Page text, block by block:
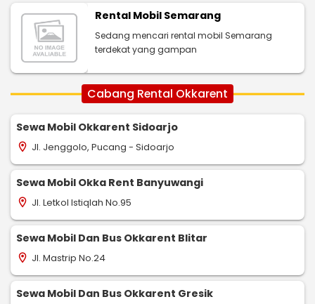
Rental Mobil Semarang
Sedang mencari rental mobil Semarang
terdekat yang gampan
Cabang Rental Okkarent
Sewa Mobil Okkarent Sidoarjo
location_on Jl. Jenggolo, Pucang - Sidoarjo
Sewa Mobil Okka Rent Banyuwangi
location_on Jl. Letkol Istiqlah No.95
Sewa Mobil Dan Bus Okkarent Blitar
location_on Jl. Mastrip No.24
Sewa Mobil Dan Bus Okkarent Gresik